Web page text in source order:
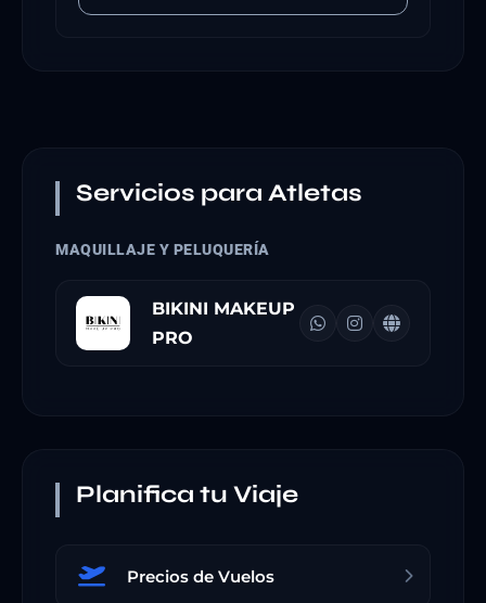
Servicios para Atletas
MAQUILLAJE Y PELUQUERÍA
BIKINI MAKEUP
PRO
Planifica tu Viaje
Precios de Vuelos